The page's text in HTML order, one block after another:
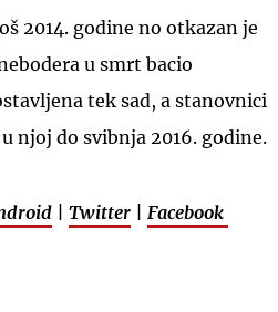
2014. godine no otkazan je
u smrt bacio
tek sad, a stanovnici
njoj do svibnja 2016. godine.
Twitter Facebook